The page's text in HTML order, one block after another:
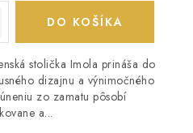
DO KOŠÍKA
stolička Imola prináša do
dizajnu a výnimočného
zo zamatu pôsobí
a...